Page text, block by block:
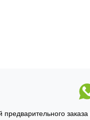
заказа